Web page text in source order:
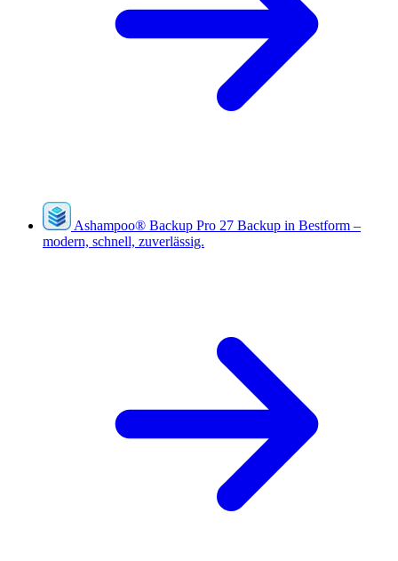
Ashampoo® Backup Pro 27 Backup in Bestform –
modern, schnell, zuverlässig.